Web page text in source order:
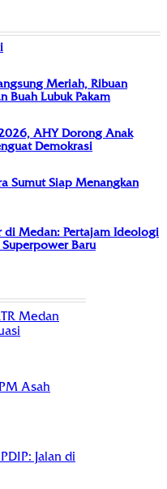
Meriah, Ribuan
Buah Lubuk Pakam
AHY Dorong Anak
Demokrasi
Sumut Siap Menangkan
di Medan: Pertajam Ideologi
Baru
Medan
Asah
Jalan di